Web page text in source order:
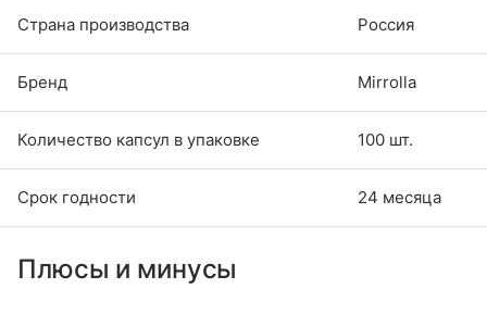
Страна производства Россия
Бренд Mirrolla
Количество капсул в упаковке 100 шт.
Срок годности 24 месяца
Плюсы и минусы